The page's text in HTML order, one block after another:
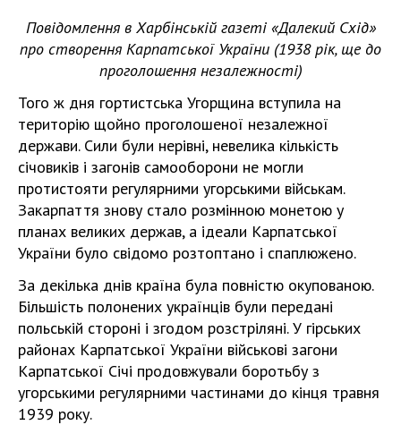
Повідомлення в Харбінській газеті «Далекий Схід»
про створення Карпатської України (1938 рік, ще до
проголошення незалежності)
Того ж дня гортистська Угорщина вступила на
територію щойно проголошеної незалежної
держави. Сили були нерівні, невелика кількість
січовиків і загонів самооборони не могли
протистояти регулярними угорськими військам.
Закарпаття знову стало розмінною монетою у
планах великих держав, а ідеали Карпатської
України було свідомо розтоптано і спаплюжено.
За декілька днів країна була повністю окупованою.
Більшість полонених українців були передані
польській стороні і згодом розстріляні. У гірських
районах Карпатської України військові загони
Карпатської Січі продовжували боротьбу з
угорськими регулярними частинами до кінця травня
1939 року.